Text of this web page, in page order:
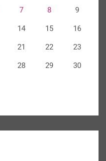
7 8 9
14 15 16
21 22 23
28 29 30